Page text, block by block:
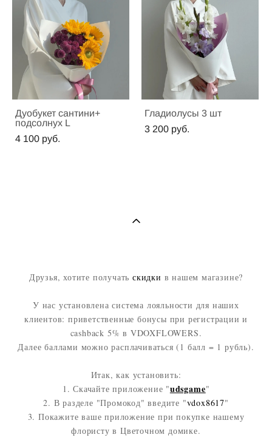
Дуобукет сантини+
подсолнух L
4 100 pуб.
Гладиолусы 3 шт
3 200 pуб.
Друзья, хотите получать скидки в нашем магазине?
У нас установлена система лояльности для наших
клиентов: приветственные бонусы при регистрации и
cashback 5% в VDOXFLOWERS.
Далее баллами можно расплачиваться (1 балл = 1 рубль).
Итак, как установить:
1. Скачайте приложение "udsgame"
2. В разделе "Промокод" введите "vdox8617"
3. Покажите ваше приложение при покупке нашему
флористу в Цветочном домике.